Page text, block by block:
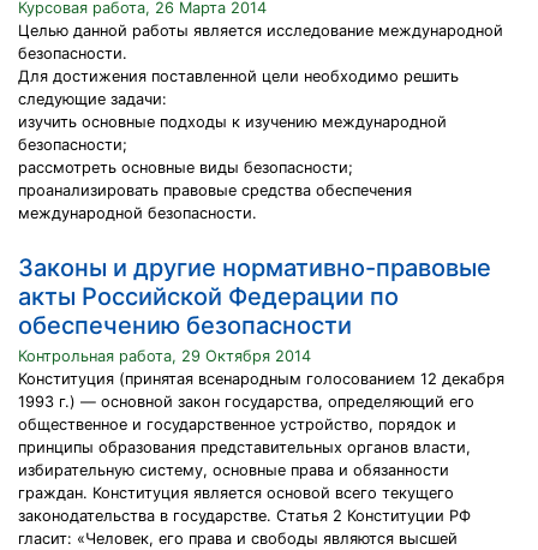
Курсовая работа, 26 Марта 2014
Целью данной работы является исследование международной
безопасности.
Для достижения поставленной цели необходимо решить
следующие задачи:
изучить основные подходы к изучению международной
безопасности;
рассмотреть основные виды безопасности;
проанализировать правовые средства обеспечения
международной безопасности.
Законы и другие нормативно-правовые
акты Российской Федерации по
обеспечению безопасности
Контрольная работа, 29 Октября 2014
Конституция (принятая всенародным голосованием 12 декабря
1993 г.) — основной закон государства, определяющий его
общественное и государственное устройство, порядок и
принципы образования представительных органов власти,
избирательную систему, основные права и обязанности
граждан. Конституция является основой всего текущего
законодательства в государстве. Статья 2 Конституции РФ
гласит: «Человек, его права и свободы являются высшей